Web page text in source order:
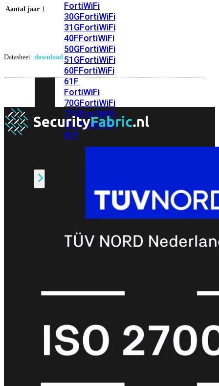
FortiWiFi
30GFortiWiFi
31GFortiWiFi
40FFortiWiFi
50GFortiWiFi
51GFortiWiFi
60FFortiWiFi
61F
FortiWiFi
70GFortiWiFi
71GFortiWiFi
80FFortiWiFi
81F
FortiCare
Support
EliteFortiCare
FortiCare
RMA
Aantal jaar 1
Datasheet: download